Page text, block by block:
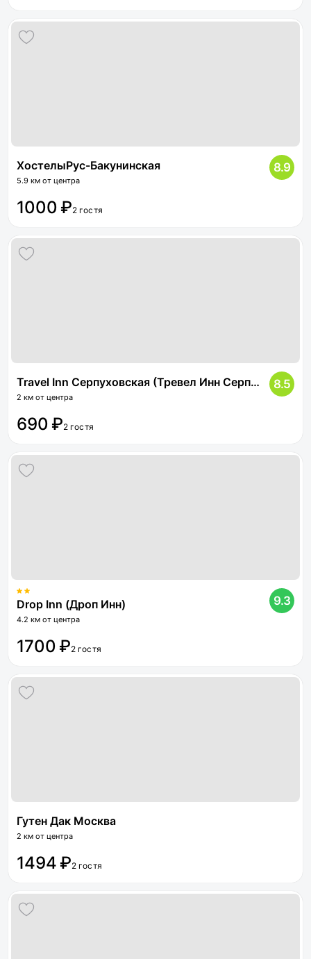
ХостелыРус-Бакунинская
5.9 км от центра
8.9
1000 ₽2 гостя
Travel Inn Серпуховская (Тревел Инн Серпуховская)
2 км от центра
8.5
690 ₽2 гостя
Drop Inn (Дроп Инн)
4.2 км от центра
9.3
1700 ₽2 гостя
Гутен Дак Москва
2 км от центра
1494 ₽2 гостя